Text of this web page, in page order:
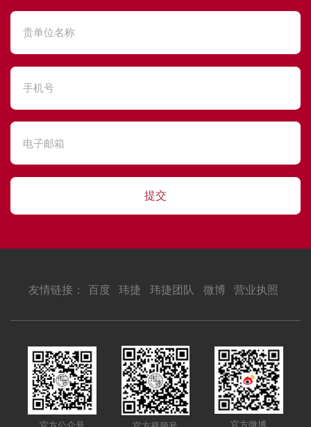
提交
友情链接： 百度 玮捷 玮捷团队 微博 营业执照
官方微博